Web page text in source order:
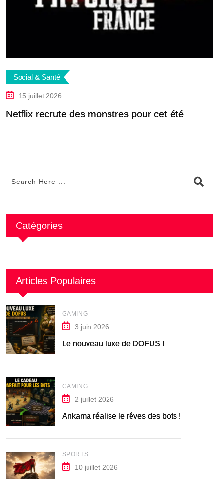
Social & Santé
15 juillet 2026
Netflix recrute des monstres pour cet été
Catégories
Articles Populaires
GAMING
3 juin 2026
Le nouveau luxe de DOFUS !
GAMING
2 juillet 2026
Ankama réalise le rêves des bots !
SPORTS
10 juillet 2026